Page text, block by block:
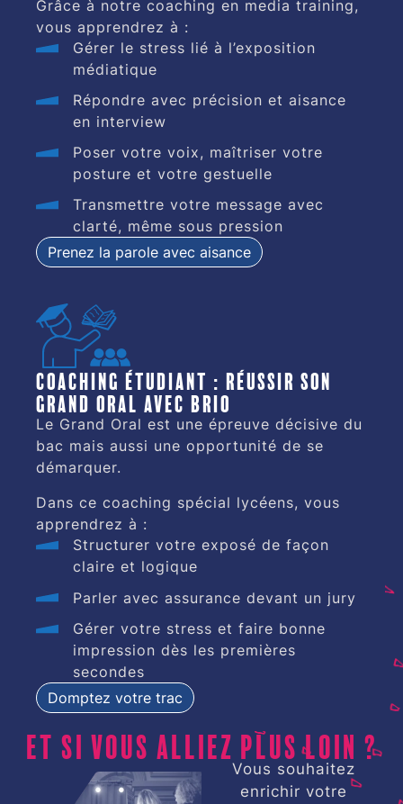
Grâce à notre coaching en media training,
vous apprendrez à :
Gérer le stress lié à l’exposition
médiatique
Répondre avec précision et aisance
en interview
Poser votre voix, maîtriser votre
posture et votre gestuelle
Transmettre votre message avec
clarté, même sous pression
Prenez la parole avec aisance
Coaching étudiant : réussir son
grand oral avec brio
Le Grand Oral est une épreuve décisive du
bac mais aussi une opportunité de se
démarquer.
Dans ce coaching spécial lycéens, vous
apprendrez à :
Structurer votre exposé de façon
claire et logique
Parler avec assurance devant un jury
Gérer votre stress et faire bonne
impression dès les premières
secondes
Domptez votre trac
Et si vous alliez plus loin ?
Vous souhaitez
enrichir votre